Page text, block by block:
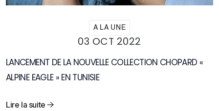
A LA UNE
03 OCT 2022
LANCEMENT DE LA NOUVELLE COLLECTION CHOPARD «
ALPINE EAGLE » EN TUNISIE
Lire la suite